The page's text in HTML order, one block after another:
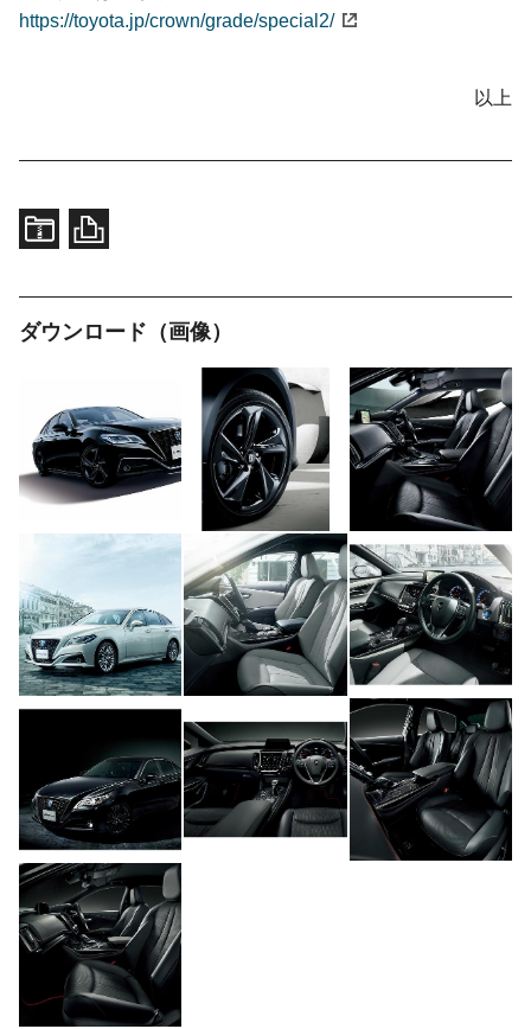
https://toyota.jp/crown/grade/special2/
以上
ダウンロード（画像）